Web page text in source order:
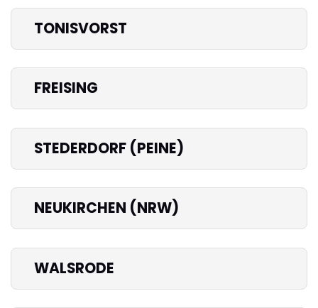
TONISVORST
FREISING
STEDERDORF (PEINE)
NEUKIRCHEN (NRW)
WALSRODE